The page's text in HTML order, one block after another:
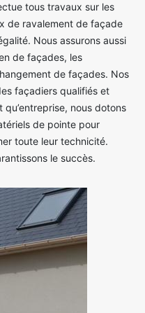
tous travaux sur les
de ravalement de façade
Nous assurons aussi
de façades, les
de façades. Nos
façadiers qualifiés et
nous dotons
de pointe pour
toute leur technicité.
le succès.